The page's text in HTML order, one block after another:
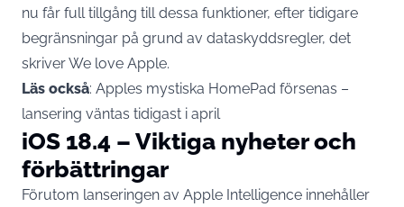
nu får full tillgång till dessa funktioner, efter tidigare
begränsningar på grund av dataskyddsregler, det
skriverWe love Apple.
Läs också: Apples mystiska HomePad försenas –
lansering väntas tidigast i april
iOS 18.4 – Viktiga nyheter och
förbättringar
Förutom lanseringen av Apple Intelligence innehåller